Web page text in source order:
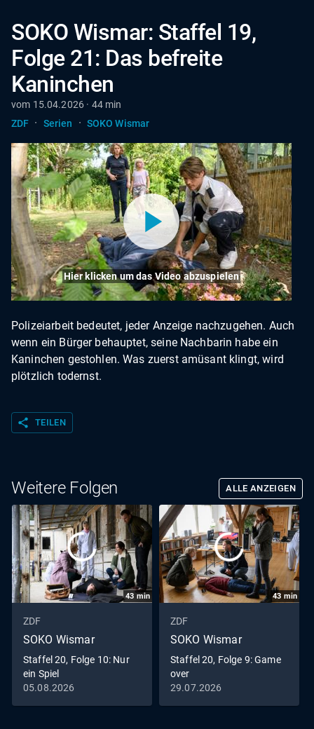
SOKO Wismar: Staffel 19,
Folge 21: Das befreite
Kaninchen
vom 15.04.2026 · 44 min
ZDF · Serien · SOKO Wismar
Hier klicken um das Video abzuspielen
Polizeiarbeit bedeutet, jeder Anzeige nachzugehen. Auch
wenn ein Bürger behauptet, seine Nachbarin habe ein
Kaninchen gestohlen. Was zuerst amüsant klingt, wird
plötzlich todernst.
share TEILEN
Weitere Folgen ALLE ANZEIGEN
43 min
ZDF
SOKO Wismar
Staffel 20, Folge 10: Nur
ein Spiel
05.08.2026
43 min
ZDF
SOKO Wismar
Staffel 20, Folge 9: Game
over
29.07.2026